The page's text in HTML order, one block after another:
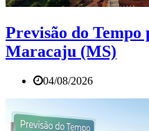
Previsão do Tempo
Maracaju (MS)
04/08/2026